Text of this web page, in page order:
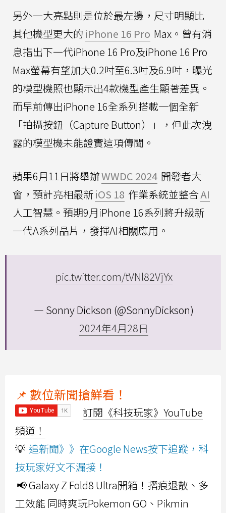
另外一大亮點則是位於最左邊，尺寸明顯比
其他機型更大的 iPhone 16 Pro Max。曾有消
息指出下一代iPhone 16 Pro及iPhone 16 Pro
Max螢幕有望加大0.2吋至6.3吋及6.9吋，曝光
的模型機照也顯示出4款機型產生顯著差異。
而早前傳出iPhone 16全系列搭載一個全新
「拍攝按鈕（Capture Button）」，但此次洩
露的模型機未能證實這項傳聞。
蘋果6月11日將舉辦WWDC 2024 開發者大
會，預計亮相最新iOS 18 作業系統並整合AI
人工智慧。預期9月iPhone 16系列將升級新
一代A系列晶片，發揮AI相關應用。
pic.twitter.com/tVNl82VjYx
— Sonny Dickson (@SonnyDickson)
2024年4月28日
📌 數位新聞搶鮮看！
訂閱《科技玩家》YouTube
頻道！
💡 追新聞》》在Google News按下追蹤，科
技玩家好文不漏接！
📢 Galaxy Z Fold8 Ultra開箱！摺痕退散、多
工效能 同時爽玩Pokemon GO、Pikmin